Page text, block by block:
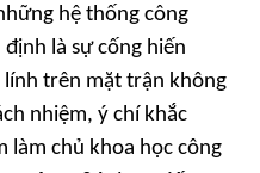
hệ thống công
là sự cống hiến
trên mặt trận không
nhiệm, ý chí khắc
làm chủ khoa học công